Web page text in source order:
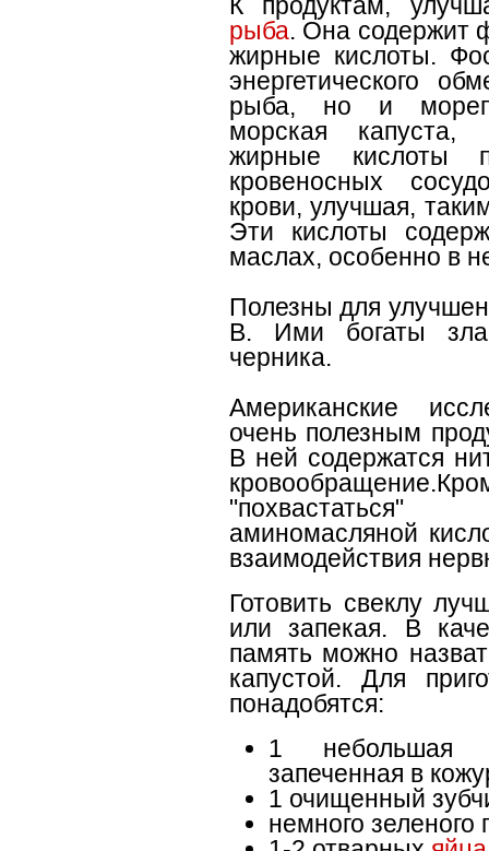
рыба. Она содержит
жирные кислоты.
энергетического
рыба, но и
морская капуста,
жирные кислоты
кровеносных
крови, улучшая,
Эти кислоты
маслах, особенно в
Полезны для
В. Ими богаты
черника.
Американские
очень полезным
В ней содержатся
аминомасляной
взаимодействия
Готовить свеклу
или запекая. В
память можно
капустой. Для
понадобятся:
1 небольшая
запеченная в
1 очищенный
немного зеленого